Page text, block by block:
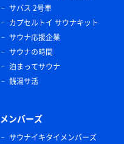
サバス 2号車
カプセルトイ サウナキット
サウナ応援企業
サウナの時間
泊まってサウナ
銭湯サ活
メンバーズ
サウナイキタイメンバーズ